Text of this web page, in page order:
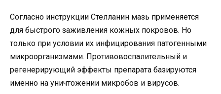
Согласно инструкции Стелланин мазь применяется
для быстрого заживления кожных покровов. Но
только при условии их инфицирования патогенными
микроорганизмами. Противовоспалительный и
регенерирующий эффекты препарата базируются
именно на уничтожении микробов и вирусов.